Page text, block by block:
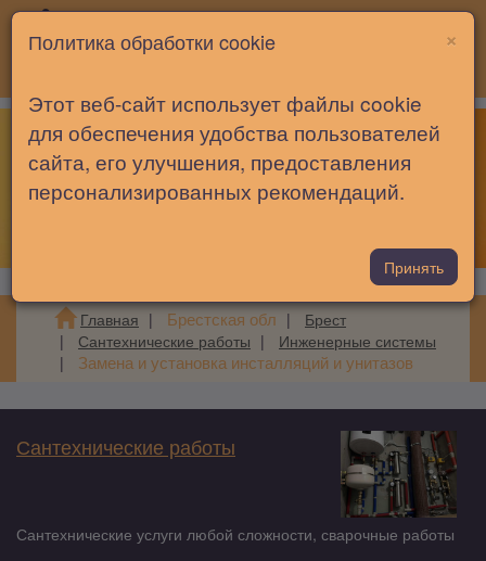
Ваш город Брест?
Да Нет, другой
Главная Брестская обл
Брест
Сантехнические работы
Инженерные системы
Замена и установка инсталляций и унитазов
Сантехнические работы
Сантехнические услуги любой сложности, сварочные работы
×
Политика обработки cookie
Этот веб-сайт использует файлы cookie
для обеспечения удобства пользователей
сайта, его улучшения, предоставления
персонализированных рекомендаций.
Принять